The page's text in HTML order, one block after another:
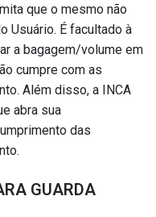
que o mesmo não
Usuário. É facultado à
a bagagem/volume em
cumpre com as
Além disso, a INCA
abra sua
das
GUARDA